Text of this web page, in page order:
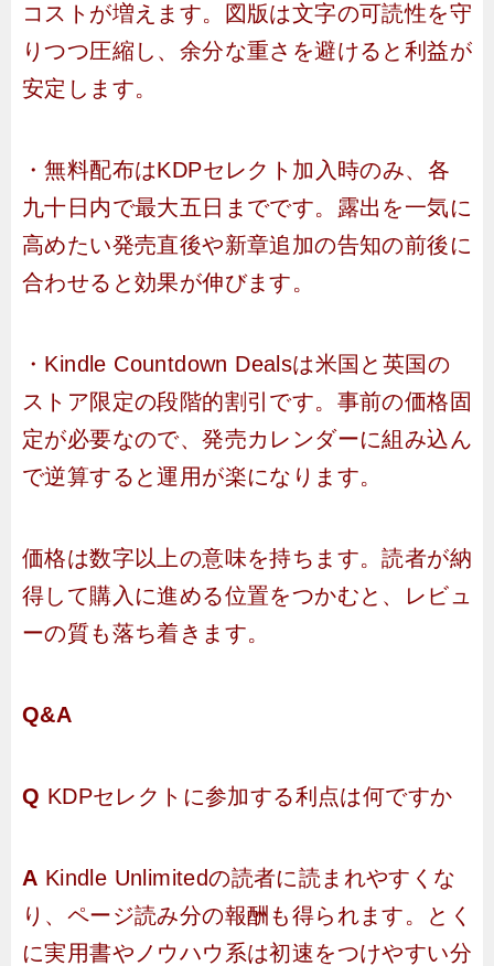
コストが増えます。図版は文字の可読性を守
りつつ圧縮し、余分な重さを避けると利益が
安定します。
・無料配布はKDPセレクト加入時のみ、各
九十日内で最大五日までです。露出を一気に
高めたい発売直後や新章追加の告知の前後に
合わせると効果が伸びます。
・Kindle Countdown Dealsは米国と英国の
ストア限定の段階的割引です。事前の価格固
定が必要なので、発売カレンダーに組み込ん
で逆算すると運用が楽になります。
価格は数字以上の意味を持ちます。読者が納
得して購入に進める位置をつかむと、レビュ
ーの質も落ち着きます。
Q&A
Q KDPセレクトに参加する利点は何ですか
A Kindle Unlimitedの読者に読まれやすくな
り、ページ読み分の報酬も得られます。とく
に実用書やノウハウ系は初速をつけやすい分